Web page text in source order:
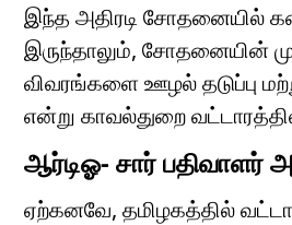
இந்த அதிரடி சோதனையில்
இருந்தாலும், சோதனையின்
விவரங்களை ஊழல் தடுப்பு
என்று காவல்துறை
ஆர்டிஓ- சார்
ஏற்கனவே, தமிழகத்தில்